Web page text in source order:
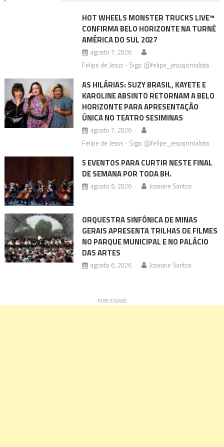
HOT WHEELS MONSTER TRUCKS LIVE™
CONFIRMA BELO HORIZONTE NA TURNÊ
AMÉRICA DO SUL 2027
agosto 7, 2026
Felipe de Jesus - Siga: @felipe_jesusjornalista
AS HILÁRIAS: SUZY BRASIL, KAYETE E
KAROLINE ABSINTO RETORNAM A BELO
HORIZONTE PARA APRESENTAÇÃO
ÚNICA NO TEATRO SESIMINAS
agosto 7, 2026
Felipe de Jesus - Siga: @felipe_jesusjornalista
5 EVENTOS PARA CURTIR NESTE FINAL
DE SEMANA POR TODA BH.
agosto 6, 2026 Joseane Santos
ORQUESTRA SINFÔNICA DE MINAS
GERAIS APRESENTA TRILHAS DE FILMES
NO PARQUE MUNICIPAL E NO PALÁCIO
DAS ARTES
agosto 6, 2026 Joseane Santos